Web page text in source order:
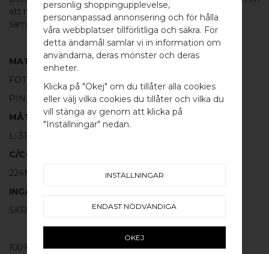
WELCOME TO
BB SWEDEN HARDWARE
Välj land / Choose country
att matcha med de andra handtagen eller knoppen
samma serie.
MATERIAL
FOT:
100% POLERAD MÄSSING
PINNE: 100% SVART ALUMINIUM
MÅTT
L: 314MM H: 40MM TJ: 12MM
C/C-MÅTT
224MM
INGÅR
SKRUV FÖR LUCKA: M4 X 25MM - 2 ST
100% ÄKTA METALL - Alla vårabeslagär tillverkade av
personlig shoppingupplevelse,
personanpassad annonsering och för hålla
våra webbplatser tillförlitliga och säkra. För
detta ändamål samlar vi in information om
användarna, deras mönster och deras
enheter.
Klicka på "Okej" om du tillåter alla cookies
eller välj vilka cookies du tillåter och vilka du
vill stänga av genom att klicka på
"Inställningar" nedan.
INSTÄLLNINGAR
ENDAST NÖDVÄNDIGA
OKEJ